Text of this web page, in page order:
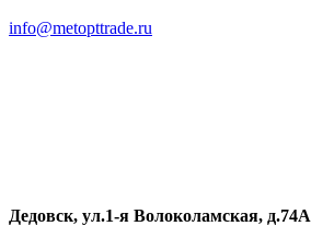
info@metopttrade.ru
Дедовск, ул.1-я Волоколамская, д.74А